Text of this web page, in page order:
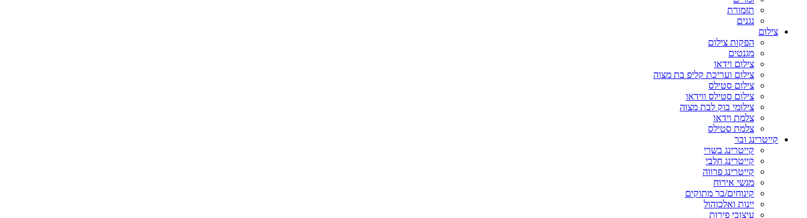
תזמורת
נגנים
צילום
הפקות צילום
מגנטים
צילום וידאו
צילום ועריכת קליפ בת מצוה
צילום סטילס
צילום סטילס ווידאו
צילומי בוק לבת מצוה
צלמת וידאו
צלמת סטילס
קייטרינג ובר
קייטרינג בשרי
קייטרינג חלבי
קייטרינג פרווה
מגשי אירוח
קינוחים/בר מתוקים
יינות ואלכוהול
עיצובי פירות